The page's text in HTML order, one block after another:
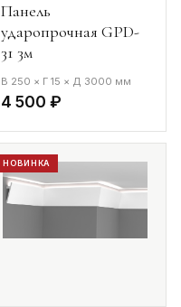
Панель
ударопрочная GPD-
31 3м
В 250 × Г 15 × Д 3000 мм
4 500 ₽
НОВИНКА